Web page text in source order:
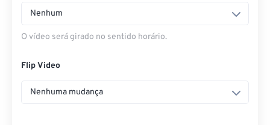
Nenhum
O vídeo será girado no sentido horário.
Flip Video
Nenhuma mudança